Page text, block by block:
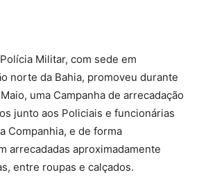
Militar, com sede em
norte da Bahia, promoveu durante
uma Campanha de arrecadação
junto aos Policiais e funcionárias
Companhia, e de forma
arrecadadas aproximadamente
entre roupas e calçados.